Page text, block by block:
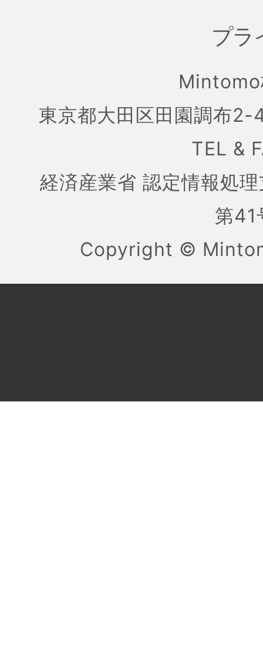
プラ
東京都大田区田園調布
TEL &
経済産業省 認定情報処
第
Copyright ©